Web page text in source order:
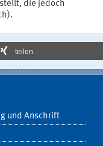
die jedoch
teilen
und Anschrift